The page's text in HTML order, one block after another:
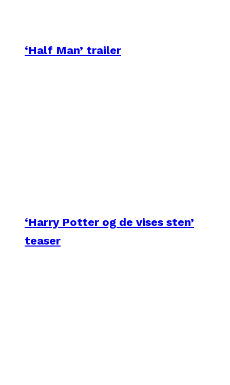
‘Half Man’ trailer
‘Harry Potter og de vises sten’
teaser